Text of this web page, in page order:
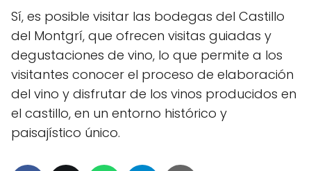
Sí, es posible visitar las bodegas del Castillo
del Montgrí, que ofrecen visitas guiadas y
degustaciones de vino, lo que permite a los
visitantes conocer el proceso de elaboración
del vino y disfrutar de los vinos producidos en
el castillo, en un entorno histórico y
paisajístico único.